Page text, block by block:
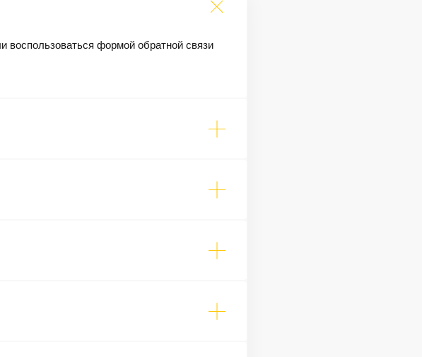
воспользоваться формой обратной связи